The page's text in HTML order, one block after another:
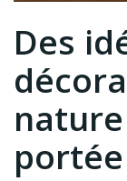
Des